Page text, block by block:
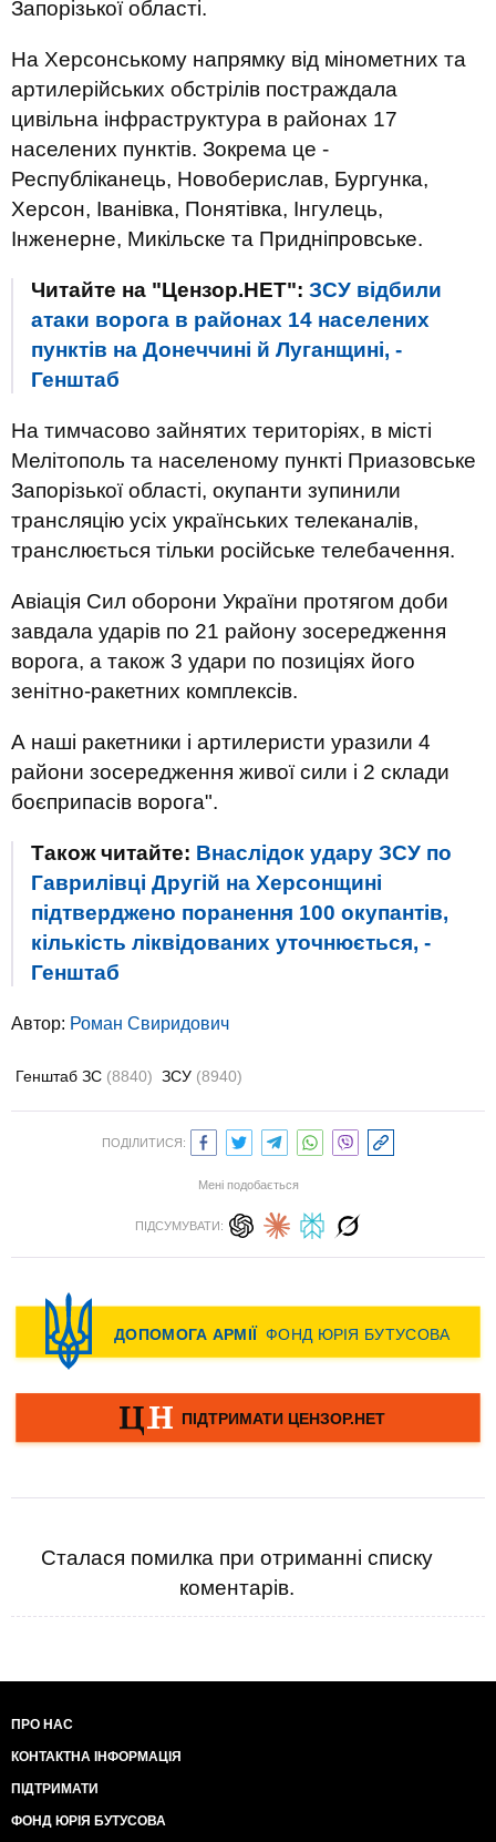
Запорізької області.
На Херсонському напрямку від мінометних та
артилерійських обстрілів постраждала
цивільна інфраструктура в районах 17
населених пунктів. Зокрема це -
Республіканець, Новоберислав, Бургунка,
Херсон, Іванівка, Понятівка, Інгулець,
Інженерне, Микільске та Придніпровське.
Читайте на "Цензор.НЕТ": ЗСУ відбили
атаки ворога в районах 14 населених
пунктів на Донеччині й Луганщині, -
Генштаб
На тимчасово зайнятих територіях, в місті
Мелітополь та населеному пункті Приазовське
Запорізької області, окупанти зупинили
трансляцію усіх українських телеканалів,
транслюється тільки російське телебачення.
Авіація Сил оборони України протягом доби
завдала ударів по 21 району зосередження
ворога, а також 3 удари по позиціях його
зенітно-ракетних комплексів.
А наші ракетники і артилеристи уразили 4
райони зосередження живої сили і 2 склади
боєприпасів ворога".
Також читайте: Внаслідок удару ЗСУ по
Гаврилівці Другій на Херсонщині
підтверджено поранення 100 окупантів,
кількість ліквідованих уточнюється, -
Генштаб
Автор: Роман Свиридович
Генштаб ЗС (8840) ЗСУ (8940)
ПОДІЛИТИСЯ:
Мені подобається
ПІДСУМУВАТИ:
Сталася помилка при отриманні списку
коментарів.
ПРО НАС
КОНТАКТНА ІНФОРМАЦІЯ
ПІДТРИМАТИ
ФОНД ЮРІЯ БУТУСОВА